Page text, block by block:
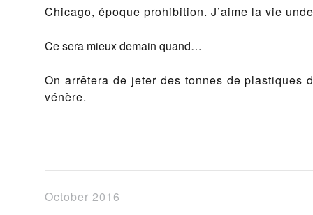
Chicago, époque prohibition. J’aime la vie
Ce sera mieux demain quand…
On arrêtera de jeter des tonnes de plastiques
vénère.
October 2016